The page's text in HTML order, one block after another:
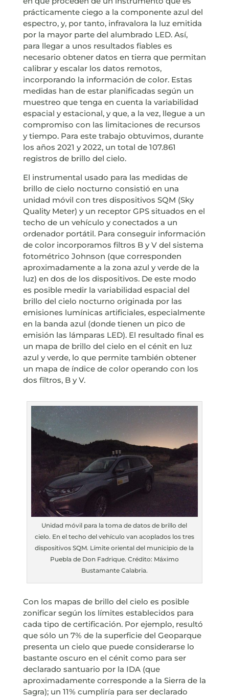
prácticamente ciego a la componente azul del
espectro, y, por tanto, infravalora la luz emitida
por la mayor parte del alumbrado LED. Así,
para llegar a unos resultados fiables es
necesario obtener datos en tierra que permitan
calibrar y escalar los datos remotos,
incorporando la información de color. Estas
medidas han de estar planificadas según un
muestreo que tenga en cuenta la variabilidad
espacial y estacional, y que, a la vez, llegue a un
compromiso con las limitaciones de recursos
y tiempo. Para este trabajo obtuvimos, durante
los años 2021 y 2022, un total de 107.861
registros de brillo del cielo.
El instrumental usado para las medidas de
brillo de cielo nocturno consistió en una
unidad móvil con tres dispositivos SQM (Sky
Quality Meter) y un receptor GPS situados en el
techo de un vehículo y conectados a un
ordenador portátil. Para conseguir información
de color incorporamos filtros B y V del sistema
fotométrico Johnson (que corresponden
aproximadamente a la zona azul y verde de la
luz) en dos de los dispositivos. De este modo
es posible medir la variabilidad espacial del
brillo del cielo nocturno originada por las
emisiones lumínicas artificiales, especialmente
en la banda azul (donde tienen un pico de
emisión las lámparas LED). El resultado final es
un mapa de brillo del cielo en el cénit en luz
azul y verde, lo que permite también obtener
un mapa de índice de color operando con los
dos filtros, B y V.
Unidad móvil para la toma de datos de brillo del
cielo. En el techo del vehículo van acoplados los tres
dispositivos SQM. Límite oriental del municipio de la
Puebla de Don Fadrique. Crédito: Máximo
Bustamante Calabria.
Con los mapas de brillo del cielo es posible
zonificar según los límites establecidos para
cada tipo de certificación. Por ejemplo, resultó
que sólo un 7% de la superficie del Geoparque
presenta un cielo que puede considerarse lo
bastante oscuro en el cénit como para ser
declarado santuario por la IDA (que
aproximadamente corresponde a la Sierra de la
Sagra); un 11% cumpliría para ser declarado